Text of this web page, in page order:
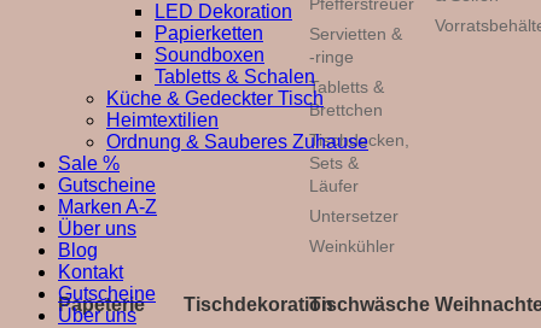
Servietten &
-ringe
Tabletts &
Brettchen
Tischdecken,
Sets &
Läufer
Untersetzer
Weinkühler
Papeterie TischdekorationTischwäsche
LED Dekoration
Papierketten
Soundboxen
Tabletts & Schalen
Küche & Gedeckter Tisch
Heimtextilien
Ordnung & Sauberes Zuhause
Sale %
Gutscheine
Marken A-Z
Über uns
Blog
Kontakt
Gutscheine
Über uns